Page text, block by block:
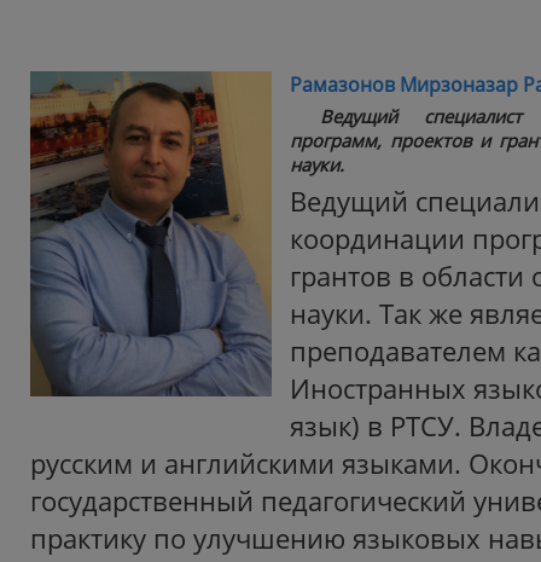
Рамазонов Мирзоназар
Ведущий
программ, проектов и
науки.
Ведущий
координации
грантов в
науки. Так же
преподавателем
Иностранных
язык) в РТСУ.
русским и английскими языками.
государственный педагогический
практику по улучшению языковых